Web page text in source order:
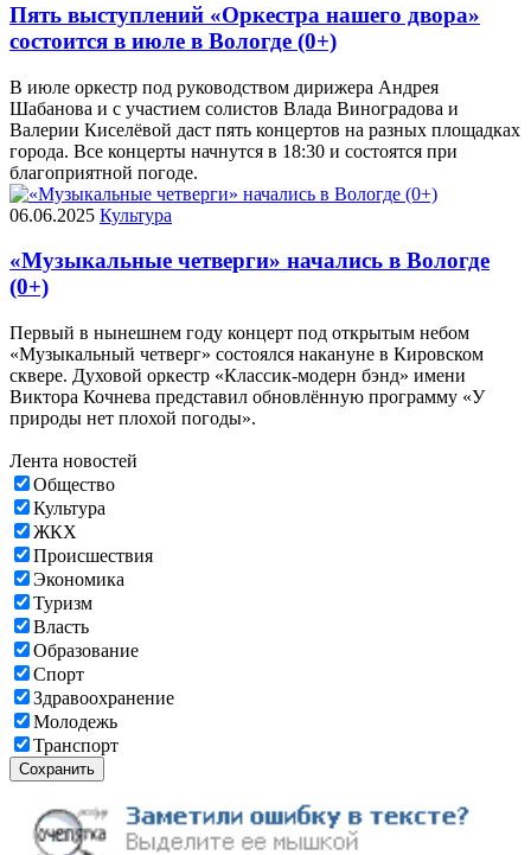
Пять выступлений «Оркестра нашего двора»
состоится в июле в Вологде (0+)
В июле оркестр под руководством дирижера Андрея
Шабанова и с участием солистов Влада Виноградова и
Валерии Киселёвой даст пять концертов на разных площадках
города. Все концерты начнутся в 18:30 и состоятся при
благоприятной погоде.
06.06.2025 Культура
«Музыкальные четверги» начались в Вологде
(0+)
Первый в нынешнем году концерт под открытым небом
«Музыкальный четверг» состоялся накануне в Кировском
сквере. Духовой оркестр «Классик-модерн бэнд» имени
Виктора Кочнева представил обновлённую программу «У
природы нет плохой погоды».
Лента новостей
Общество
Культура
ЖКХ
Происшествия
Экономика
Туризм
Власть
Образование
Спорт
Здравоохранение
Молодежь
Транспорт
Сохранить